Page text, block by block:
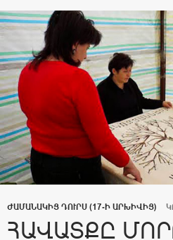
ԺԱՄԱՆԱԿԻՑ ԴՈՒՐՍ (17-Ի ԱՐԽԻՎԻՑ)
ՀԱՎԱՏՔԸ